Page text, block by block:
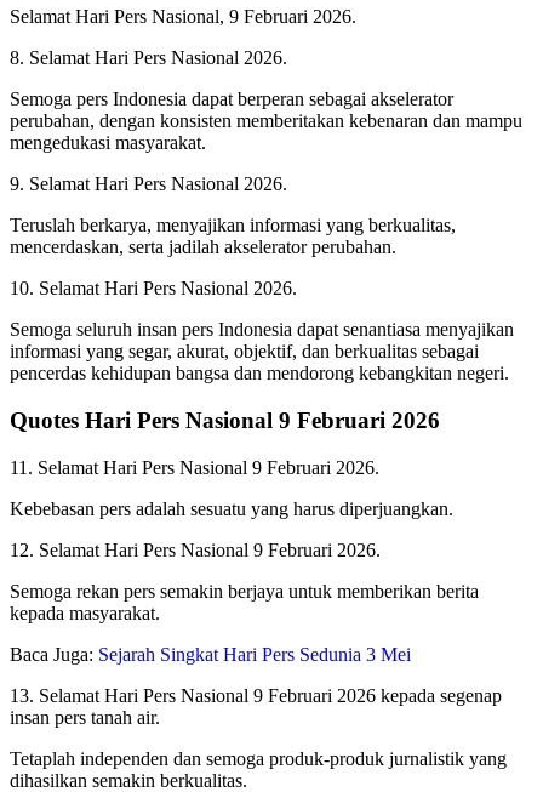
Selamat Hari Pers Nasional, 9 Februari 2026.
8. Selamat Hari Pers Nasional 2026.
Semoga pers Indonesia dapat berperan sebagai akselerator
perubahan, dengan konsisten memberitakan kebenaran dan mampu
mengedukasi masyarakat.
9. Selamat Hari Pers Nasional 2026.
Teruslah berkarya, menyajikan informasi yang berkualitas,
mencerdaskan, serta jadilah akselerator perubahan.
10. Selamat Hari Pers Nasional 2026.
Semoga seluruh insan pers Indonesia dapat senantiasa menyajikan
informasi yang segar, akurat, objektif, dan berkualitas sebagai
pencerdas kehidupan bangsa dan mendorong kebangkitan negeri.
Quotes Hari Pers Nasional 9 Februari 2026
11. Selamat Hari Pers Nasional 9 Februari 2026.
Kebebasan pers adalah sesuatu yang harus diperjuangkan.
12. Selamat Hari Pers Nasional 9 Februari 2026.
Semoga rekan pers semakin berjaya untuk memberikan berita
kepada masyarakat.
Baca Juga: Sejarah Singkat Hari Pers Sedunia 3 Mei
13. Selamat Hari Pers Nasional 9 Februari 2026 kepada segenap
insan pers tanah air.
Tetaplah independen dan semoga produk-produk jurnalistik yang
dihasilkan semakin berkualitas.